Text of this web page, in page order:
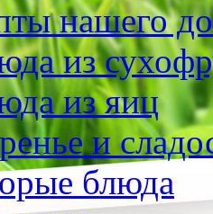
нашего
из
из яиц
и
блюда